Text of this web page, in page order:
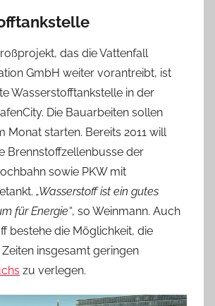
das die Vattenfall
GmbH weiter vorantreibt, ist
Wasserstofftankstelle in der
Die Bauarbeiten sollen
Monat starten. Bereits 2011 will
Brennstoffzellenbusse der
sowie PKW mit
„Wasserstoff ist ein gutes
für Energie“, so Weinmann. Auch
bestehe die Möglichkeit, die
insgesamt geringen
zu verlegen.